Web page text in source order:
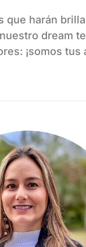
que harán
dream
¡somos tus